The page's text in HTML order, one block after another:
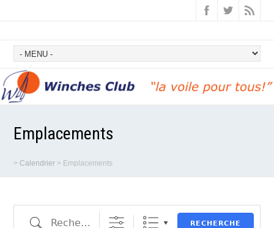
Emplacements
>Calendrier > Emplacements
Recherche RECHERCHE